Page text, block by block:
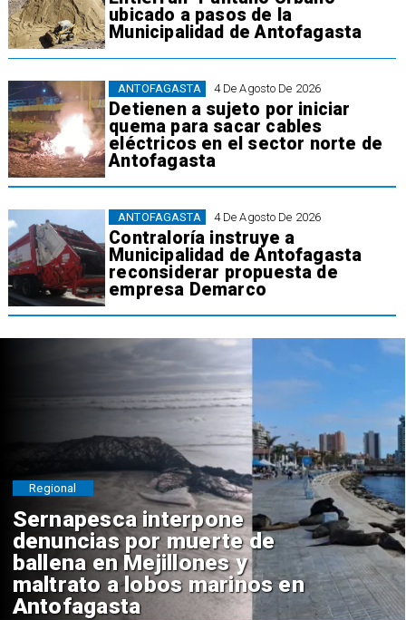
ubicado a pasos de la
Municipalidad de Antofagasta
4 De Agosto De 2026
Detienen a sujeto por iniciar
quema para sacar cables
eléctricos en el sector norte de
Antofagasta
ANTOFAGASTA
4 De Agosto De 2026
Contraloría instruye a
Municipalidad de Antofagasta
reconsiderar propuesta de
empresa Demarco
ANTOFAGASTA
Sernapesca interpone
denuncias por muerte de
ballena en Mejillones y
maltrato a lobos marinos en
Antofagasta
Regional